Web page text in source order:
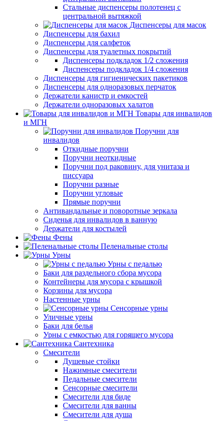
Стальные диспенсеры полотенец с
центральной вытяжкой
Диспенсеры для масок
Диспенсеры для бахил
Диспенсеры для салфеток
Диспенсеры для туалетных покрытий
Диспенсеры подкладок 1/2 сложения
Диспенсеры подкладок 1/4 сложения
Диспенсеры для гигиенических пакетиков
Диспенсеры для одноразовых перчаток
Держатели канистр и емкостей
Держатели одноразовых халатов
Товары для инвалидов
и МГН
Поручни для
инвалидов
Откидные поручни
Поручни неоткидные
Поручни под раковину, для унитаза и
писсуара
Поручни разные
Поручни угловые
Прямые поручни
Антивандальные и поворотные зеркала
Сиденья для инвалидов в ванную
Держатели для костылей
Фены
Пеленальные столы
Урны
Урны с педалью
Баки для раздельного сбора мусора
Контейнеры для мусора с крышкой
Корзины для мусора
Настенные урны
Сенсорные урны
Уличные урны
Баки для белья
Урны с емкостью для горящего мусора
Сантехника
Смесители
Душевые стойки
Нажимные смесители
Педальные смесители
Сенсорные смесители
Смесители для биде
Смесители для ванны
Смесители для душа